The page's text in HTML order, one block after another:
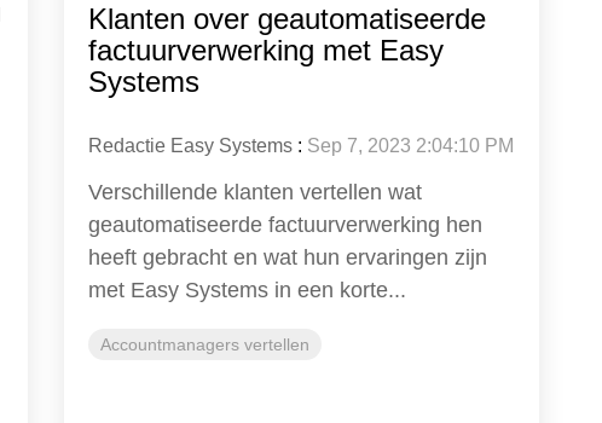
Klanten over geautomatiseerde
factuurverwerking met Easy
Systems
Redactie Easy Systems: Sep 7, 2023 2:04:10 PM
Verschillende klanten vertellen wat
geautomatiseerde factuurverwerking hen
heeft gebracht en wat hun ervaringen zijn
met Easy Systems in een korte...
Accountmanagers vertellen